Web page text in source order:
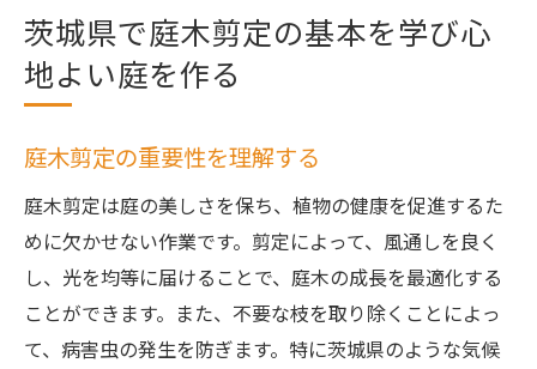
害虫対策を併用した庭木管理
プロが教える茨城県の庭木剪定テクニックで差
プロが実践する剪定のコツ
特定の庭木に対する剪定技術
プロが教える植木の養生法
剪定後の庭木ケアのポイント
剪定による景観改善テクニック
茨城県で庭木剪定の基本を学び心
地よい庭を作る
庭木剪定の重要性を理解する
庭木剪定は庭の美しさを保ち、植物の健康を促進するた
めに欠かせない作業です。剪定によって、風通しを良く
し、光を均等に届けることで、庭木の成長を最適化する
ことができます。また、不要な枝を取り除くことによっ
て、病害虫の発生を防ぎます。特に茨城県のような気候